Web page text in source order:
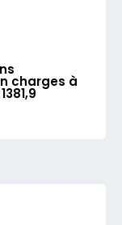
charges à